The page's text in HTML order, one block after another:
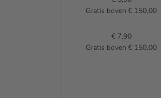
Gratis boven € 150,00
€ 7,90
Gratis boven € 150,00